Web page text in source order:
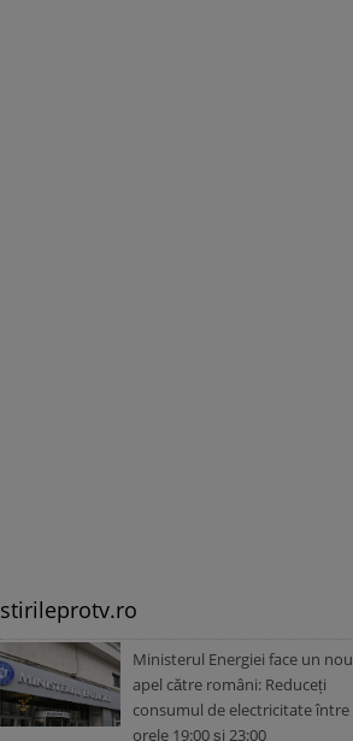
stirileprotv.ro
Ministerul Energiei face un nou
apel către români: Reduceți
consumul de electricitate între
orele 19:00 și 23:00